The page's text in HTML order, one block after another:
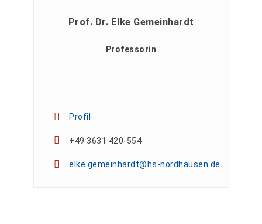
Prof. Dr. Elke Gemeinhardt
Professorin
Profil
+49 3631 420-554
elke.gemeinhardt@hs-nordhausen.de